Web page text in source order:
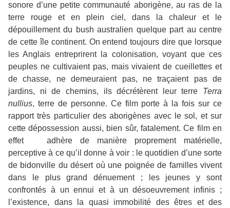
sonore d’une petite communauté aborigène, au ras de la
terre rouge et en plein ciel, dans la chaleur et le
dépouillement du bush australien quelque part au centre
de cette île continent. On entend toujours dire que lorsque
les Anglais entreprirent la colonisation, voyant que ces
peuples ne cultivaient pas, mais vivaient de cueillettes et
de chasse, ne demeuraient pas, ne traçaient pas de
jardins, ni de chemins, ils décrétèrent leur terre Terra
nullius, terre de personne. Ce film porte à la fois sur ce
rapport très particulier des aborigènes avec le sol, et sur
cette dépossession aussi, bien sûr, fatalement. Ce film en
effet adhère de manière proprement matérielle,
perceptive à ce qu’il donne à voir : le quotidien d’une sorte
de bidonville du désert où une poignée de familles vivent
dans le plus grand dénuement ; les jeunes y sont
confrontés à un ennui et à un désoeuvrement infinis ;
l’existence, dans la quasi immobilité des êtres et des